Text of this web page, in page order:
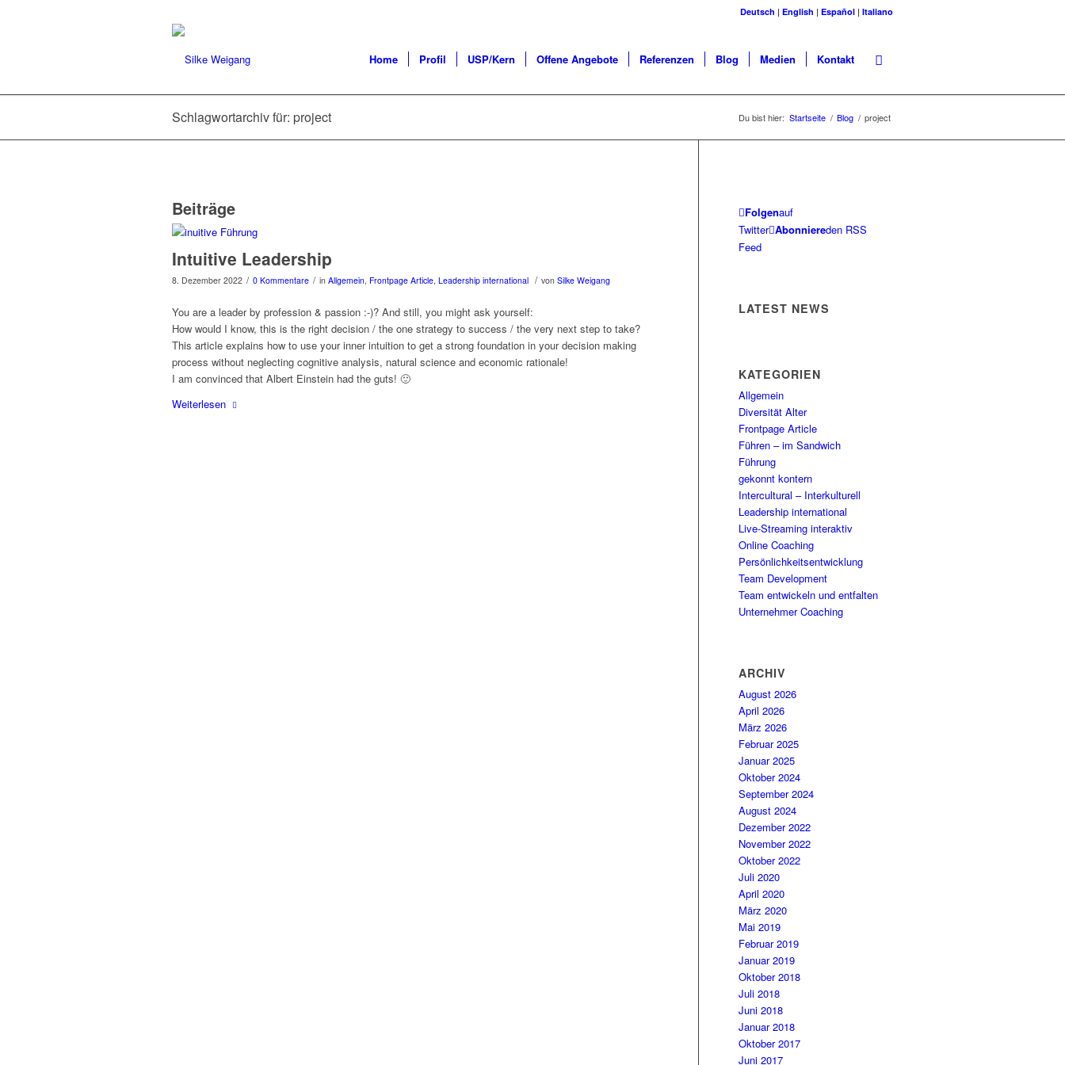
Deutsch | English | Español | Italiano
Home Profil USP/Kern Offene Angebote Referenzen Blog Medien Kontakt
Schlagwortarchiv für: project Du bist hier: Startseite / Blog / project
Beiträge
Intuitive Leadership
8. Dezember 2022 / 0 Kommentare / in Allgemein, Frontpage Article, Leadership international / von Silke Weigang
You are a leader by profession & passion :-)? And still, you might ask yourself:
How would I know, this is the right decision / the one strategy to success / the very next step to take?
This article explains how to use your inner intuition to get a strong foundation in your decision making
process without neglecting cognitive analysis, natural science and economic rationale!
I am convinced that Albert Einstein had the guts! 🙂
Weiterlesen
Folgenauf
Twitter Abonniereden RSS
Feed
LATEST NEWS
KATEGORIEN
Allgemein
Diversität Alter
Frontpage Article
Führen – im Sandwich
Führung
gekonnt kontern
Intercultural – Interkulturell
Leadership international
Live-Streaming interaktiv
Online Coaching
Persönlichkeitsentwicklung
Team Development
Team entwickeln und entfalten
Unternehmer Coaching
ARCHIV
August 2026
April 2026
März 2026
Februar 2025
Januar 2025
Oktober 2024
September 2024
August 2024
Dezember 2022
November 2022
Oktober 2022
Juli 2020
April 2020
März 2020
Mai 2019
Februar 2019
Januar 2019
Oktober 2018
Juli 2018
Juni 2018
Januar 2018
Oktober 2017
Juni 2017